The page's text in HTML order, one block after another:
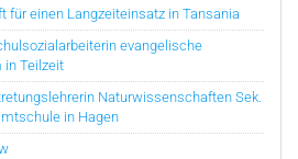
für einen Langzeiteinsatz in Tansania
evangelische
in Teilzeit
Naturwissenschaften Sek.
in Hagen